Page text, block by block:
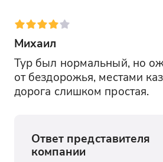
Михаил
Тур был нормальный, но
от бездорожья, местами
дорога слишком простая.
Ответ представителя
компании